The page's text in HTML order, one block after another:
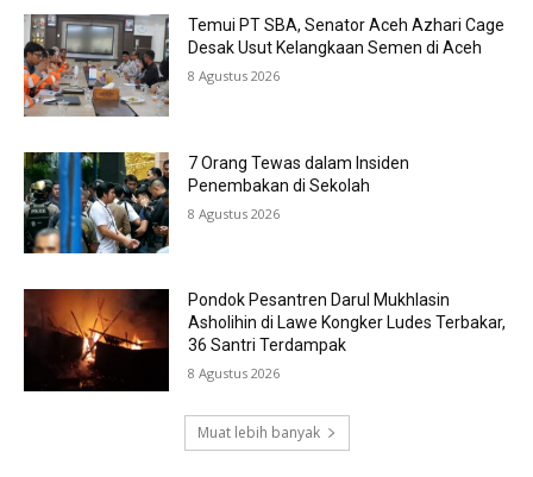
Temui PT SBA, Senator Aceh Azhari Cage
Desak Usut Kelangkaan Semen di Aceh
8 Agustus 2026
7 Orang Tewas dalam Insiden
Penembakan di Sekolah
8 Agustus 2026
Pondok Pesantren Darul Mukhlasin
Asholihin di Lawe Kongker Ludes Terbakar,
36 Santri Terdampak
8 Agustus 2026
Muat lebih banyak